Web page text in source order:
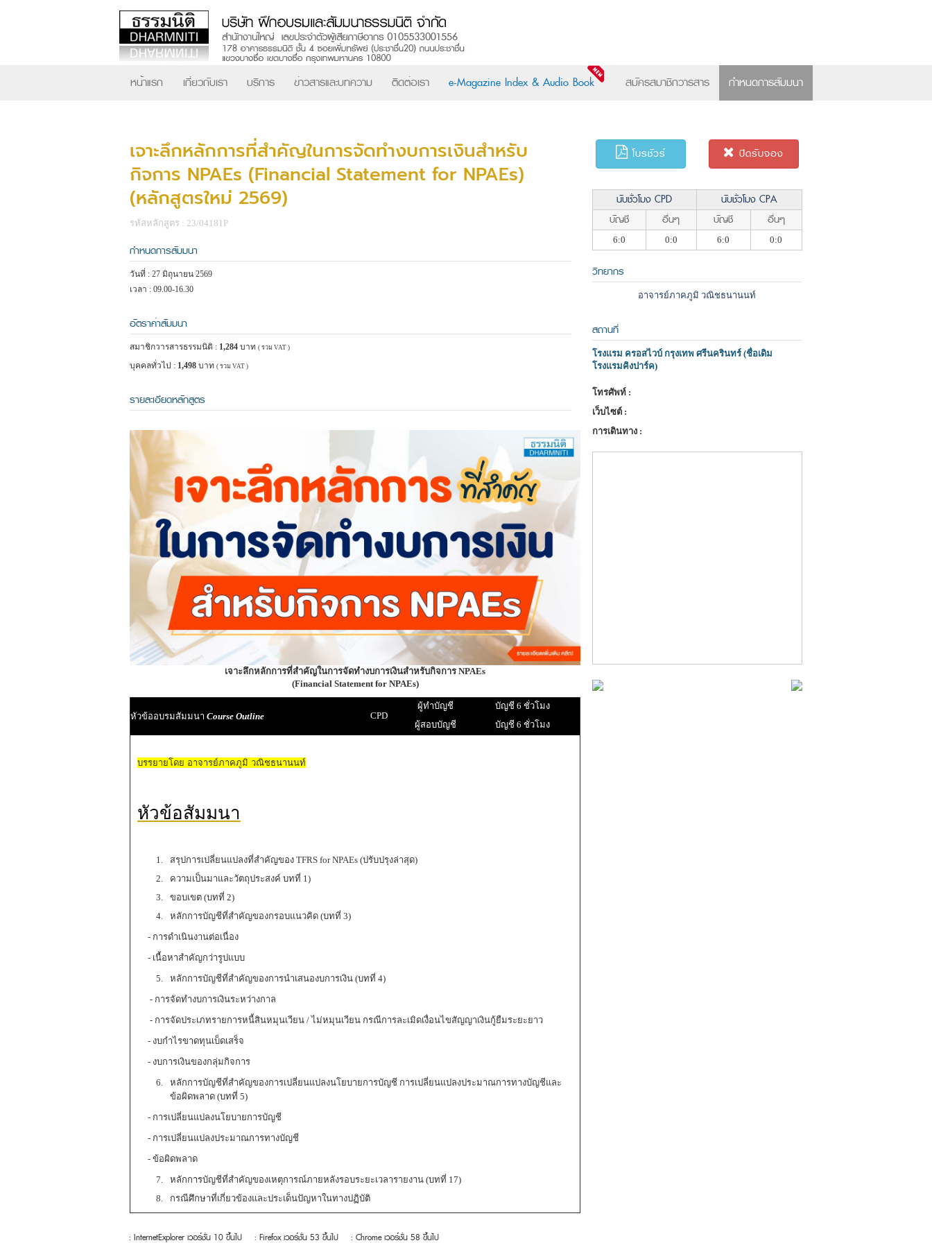
หน้าแรก เกี่ยวกับเรา บริการ ข่าวสารและบทความ ติดต่อเรา e-Magazine Index & Audio Book สมัครสมาชิกวารสาร กำหนดการสัมมนา
เจาะลึกหลักการที่สำคัญในการจัดทำงบการเงินสำหรับ
กิจการ NPAEs (Financial Statement for NPAEs)
(หลักสูตรใหม่ 2569)
รหัสหลักสูตร : 23/04181P
กำหนดการสัมมนา
วันที่ : 27 มิถุนายน 2569
เวลา : 09.00-16.30
อัตราค่าสัมมนา
สมาชิกวารสารธรรมนิติ : 1,284 บาท ( รวม VAT )
บุคคลทั่วไป : 1,498 บาท ( รวม VAT )
รายละเอียดหลักสูตร
เจาะลึกหลักการที่สำคัญในการจัดทำงบการเงินสำหรับกิจการ NPAEs
(Financial Statement for NPAEs)
หัวข้ออบรมสัมมนา Course Outline CPD
ผู้ทำบัญชี
บัญชี 6 ชั่วโมง
ผู้สอบบัญชี
บัญชี 6 ชั่วโมง
บรรยายโดย อาจารย์ภาคภูมิ วณิชธนานนท์
หัวข้อสัมมนา
สรุปการเปลี่ยนแปลงที่สำคัญของ TFRS for NPAEs (ปรับปรุงล่าสุด)
ความเป็นมาและวัตถุประสงค์ บทที่ 1)
ขอบเขต (บทที่ 2)
หลักการบัญชีที่สำคัญของกรอบแนวคิด (บทที่ 3)
- การดำเนินงานต่อเนื่อง
- เนื้อหาสำคัญกว่ารูปแบบ
หลักการบัญชีที่สำคัญของการนำเสนองบการเงิน (บทที่ 4)
- การจัดทำงบการเงินระหว่างกาล
- การจัดประเภทรายการหนี้สินหมุนเวียน / ไม่หมุนเวียน กรณีการละเมิดเงื่อนไขสัญญาเงินกู้ยืมระยะยาว
- งบกำไรขาดทุนเบ็ดเสร็จ
- งบการเงินของกลุ่มกิจการ
หลักการบัญชีที่สำคัญของการเปลี่ยนแปลงนโยบายการบัญชี การเปลี่ยนแปลงประมาณการทางบัญชีและ
ข้อผิดพลาด (บทที่ 5)
- การเปลี่ยนแปลงนโยบายการบัญชี
- การเปลี่ยนแปลงประมาณการทางบัญชี
- ข้อผิดพลาด
หลักการบัญชีที่สำคัญของเหตุการณ์ภายหลังรอบระยะเวลารายงาน (บทที่ 17)
กรณีศึกษาที่เกี่ยวข้องและประเด็นปัญหาในทางปฏิบัติ
โบรชัวร์ ปิดรับจอง
นับชั่วโมง CPD
นับชั่วโมง CPA
บัญชี
อื่นๆ บัญชี อื่นๆ
6:0 0:0 6:0 0:0
วิทยากร
อาจารย์ภาคภูมิ วณิชธนานนท์
สถานที่
โรงแรม ครอสไวบ์ กรุงเทพ ศรีนครินทร์ (ชื่อเดิม
โรงแรมคิงปาร์ค)
โทรศัพท์ :
เว็บไซต์ :
การเดินทาง :
: InternetExplorer เวอร์ชั่น 10 ขึ้นไป : Firefox เวอร์ชั่น 53 ขึ้นไป : Chrome เวอร์ชั่น 58 ขึ้นไป